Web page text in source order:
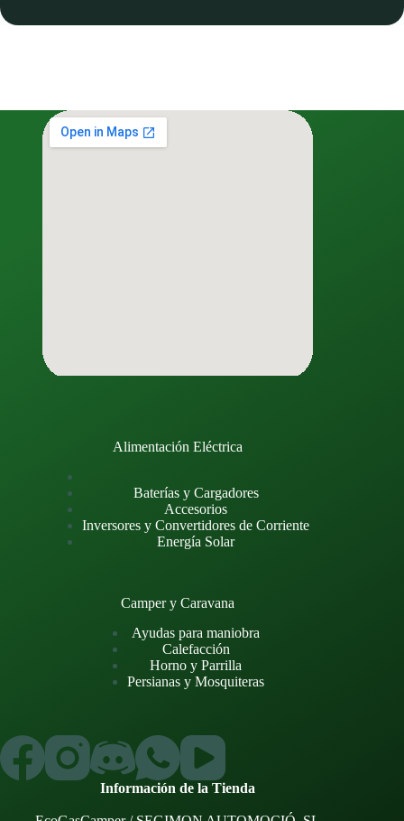
Alimentación Eléctrica
Baterías y Cargadores
Accesorios
Inversores y Convertidores de Corriente
Energía Solar
Camper y Caravana
Ayudas para maniobra
Calefacción
Horno y Parrilla
Persianas y Mosquiteras
Información de la Tienda